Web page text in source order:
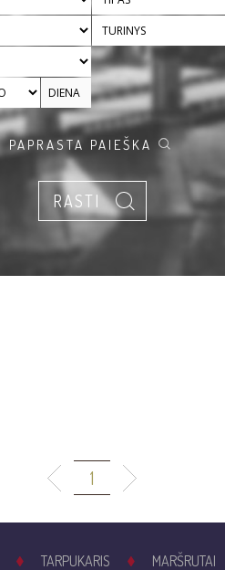
PAPRASTA PAIEŠKA
1
TARPUKARIS MARŠRUTAI